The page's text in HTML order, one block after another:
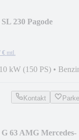
230 Pagode
€ mtl.
kW (150 PS) •
Kontakt
63 AMG Mercedes-